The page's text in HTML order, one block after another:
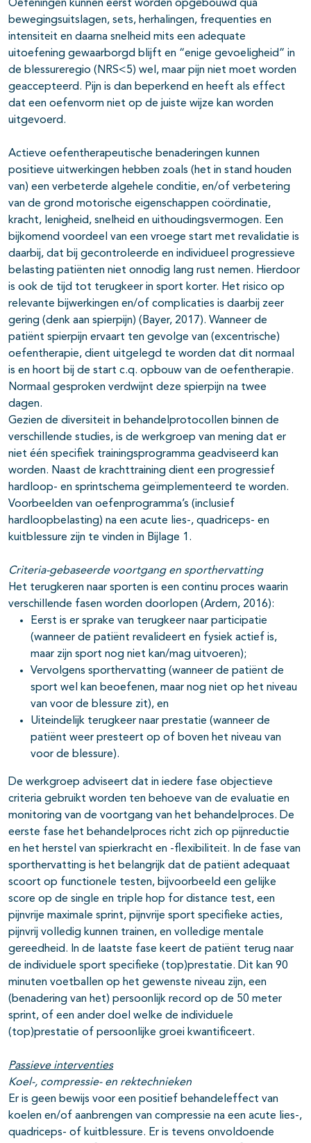
Oefeningen kunnen eerst worden opgebouwd qua
bewegingsuitslagen, sets, herhalingen, frequenties en
intensiteit en daarna snelheid mits een adequate
uitoefening gewaarborgd blijft en “enige gevoeligheid” in
de blessureregio (NRS<5) wel, maar pijn niet moet worden
geaccepteerd. Pijn is dan beperkend en heeft als effect
dat een oefenvorm niet op de juiste wijze kan worden
uitgevoerd.
Actieve oefentherapeutische benaderingen kunnen
positieve uitwerkingen hebben zoals (het in stand houden
van) een verbeterde algehele conditie, en/of verbetering
van de grond motorische eigenschappen coördinatie,
kracht, lenigheid, snelheid en uithoudingsvermogen. Een
bijkomend voordeel van een vroege start met revalidatie is
daarbij, dat bij gecontroleerde en individueel progressieve
belasting patiënten niet onnodig lang rust nemen. Hierdoor
is ook de tijd tot terugkeer in sport korter. Het risico op
relevante bijwerkingen en/of complicaties is daarbij zeer
gering (denk aan spierpijn) (Bayer, 2017). Wanneer de
patiënt spierpijn ervaart ten gevolge van (excentrische)
oefentherapie, dient uitgelegd te worden dat dit normaal
is en hoort bij de start c.q. opbouw van de oefentherapie.
Normaal gesproken verdwijnt deze spierpijn na twee
dagen.
Gezien de diversiteit in behandelprotocollen binnen de
verschillende studies, is de werkgroep van mening dat er
niet één specifiek trainingsprogramma geadviseerd kan
worden. Naast de krachttraining dient een progressief
hardloop- en sprintschema geïmplementeerd te worden.
Voorbeelden van oefenprogramma’s (inclusief
hardloopbelasting) na een acute lies-, quadriceps- en
kuitblessure zijn te vinden in Bijlage 1.
Criteria-gebaseerde voortgang en sporthervatting
Het terugkeren naar sporten is een continu proces waarin
verschillende fasen worden doorlopen (Ardern, 2016):
Eerst is er sprake van terugkeer naar participatie
(wanneer de patiënt revalideert en fysiek actief is,
maar zijn sport nog niet kan/mag uitvoeren);
Vervolgens sporthervatting (wanneer de patiënt de
sport wel kan beoefenen, maar nog niet op het niveau
van voor de blessure zit), en
Uiteindelijk terugkeer naar prestatie (wanneer de
patiënt weer presteert op of boven het niveau van
voor de blessure).
De werkgroep adviseert dat in iedere fase objectieve
criteria gebruikt worden ten behoeve van de evaluatie en
monitoring van de voortgang van het behandelproces. De
eerste fase het behandelproces richt zich op pijnreductie
en het herstel van spierkracht en -flexibiliteit. In de fase van
sporthervatting is het belangrijk dat de patiënt adequaat
scoort op functionele testen, bijvoorbeeld een gelijke
score op de single en triple hop for distance test, een
pijnvrije maximale sprint, pijnvrije sport specifieke acties,
pijnvrij volledig kunnen trainen, en volledige mentale
gereedheid. In de laatste fase keert de patiënt terug naar
de individuele sport specifieke (top)prestatie. Dit kan 90
minuten voetballen op het gewenste niveau zijn, een
(benadering van het) persoonlijk record op de 50 meter
sprint, of een ander doel welke de individuele
(top)prestatie of persoonlijke groei kwantificeert.
Passieve interventies
Koel-, compressie- en rektechnieken
Er is geen bewijs voor een positief behandeleffect van
koelen en/of aanbrengen van compressie na een acute lies-,
quadriceps- of kuitblessure. Er is tevens onvoldoende